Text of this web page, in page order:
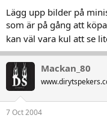
e
r
Lägg upp bilder på
som är på gång att
kan väl vara kul att se
Mackan_80
7 Oct 2004